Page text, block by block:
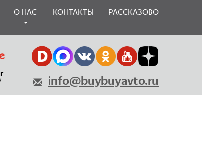
О НАС КОНТАКТЫ РАССКАЗОВО
info@buybuyavto.ru